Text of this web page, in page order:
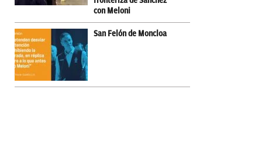
con Meloni
San Felón de Moncloa